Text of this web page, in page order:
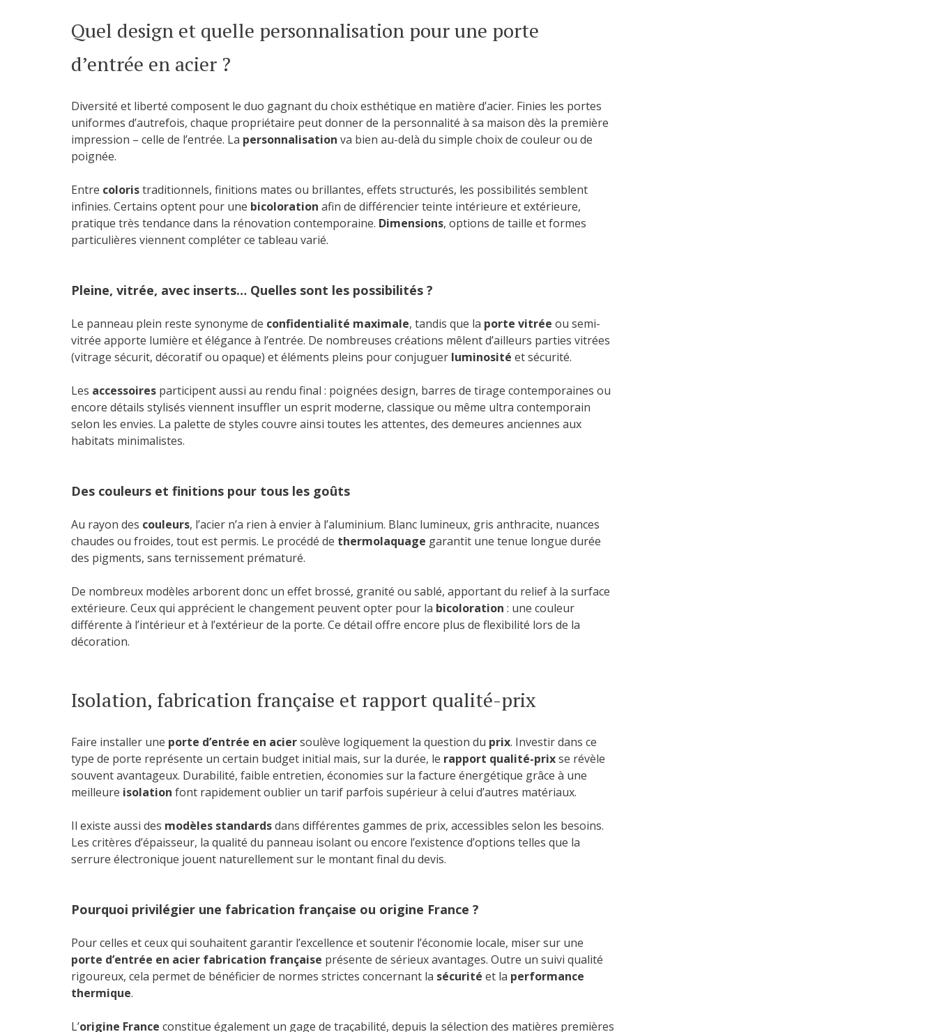
Quel design et quelle personnalisation pour une porte
d’entrée en acier ?
Diversité et liberté composent le duo gagnant du choix esthétique en matière d’acier. Finies les portes
uniformes d’autrefois, chaque propriétaire peut donner de la personnalité à sa maison dès la première
impression – celle de l’entrée. La personnalisation va bien au-delà du simple choix de couleur ou de
poignée.
Entre coloristraditionnels, finitions mates ou brillantes, effets structurés, les possibilités semblent
infinies. Certains optent pour une bicoloration afin de différencier teinte intérieure et extérieure,
pratique très tendance dans la rénovation contemporaine. Dimensions, options de taille et formes
particulières viennent compléter ce tableau varié.
Pleine, vitrée, avec inserts… Quelles sont les possibilités ?
Le panneau plein reste synonyme de confidentialité maximale, tandis que la porte vitrée ou semi-
vitrée apporte lumière et élégance à l’entrée. De nombreuses créations mêlent d’ailleurs parties vitrées
(vitrage sécurit, décoratif ou opaque) et éléments pleins pour conjuguer luminosité et sécurité.
Les accessoires participent aussi au rendu final : poignées design, barres de tirage contemporaines ou
encore détails stylisés viennent insuffler un esprit moderne, classique ou même ultra contemporain
selon les envies. La palette de styles couvre ainsi toutes les attentes, des demeures anciennes aux
habitats minimalistes.
Des couleurs et finitions pour tous les goûts
Au rayon des couleurs, l’acier n’a rien à envier à l’aluminium. Blanc lumineux, gris anthracite, nuances
chaudes ou froides, tout est permis. Le procédé de thermolaquage garantit une tenue longue durée
des pigments, sans ternissement prématuré.
De nombreux modèles arborent donc un effet brossé, granité ou sablé, apportant du relief à la surface
extérieure. Ceux qui apprécient le changement peuvent opter pour la bicoloration : une couleur
différente à l’intérieur et à l’extérieur de la porte. Ce détail offre encore plus de flexibilité lors de la
décoration.
Isolation, fabrication française et rapport qualité-prix
Faire installer une porte d’entrée en aciersoulève logiquement la question du prix. Investir dans ce
type de porte représente un certain budget initial mais, sur la durée, le rapport qualité-prixse révèle
souvent avantageux. Durabilité, faible entretien, économies sur la facture énergétique grâce à une
meilleure isolation font rapidement oublier un tarif parfois supérieur à celui d’autres matériaux.
Il existe aussi des modèles standardsdans différentes gammes de prix, accessibles selon les besoins.
Les critères d’épaisseur, la qualité du panneau isolant ou encore l’existence d’options telles que la
serrure électronique jouent naturellement sur le montant final du devis.
Pourquoi privilégier une fabrication française ou origine France ?
Pour celles et ceux qui souhaitent garantir l’excellence et soutenir l’économie locale, miser sur une
porte d’entrée en acier fabrication française présente de sérieux avantages. Outre un suivi qualité
rigoureux, cela permet de bénéficier de normes strictes concernant la sécurité et la performance
thermique.
L’origine France constitue également un gage de traçabilité, depuis la sélection des matières premières